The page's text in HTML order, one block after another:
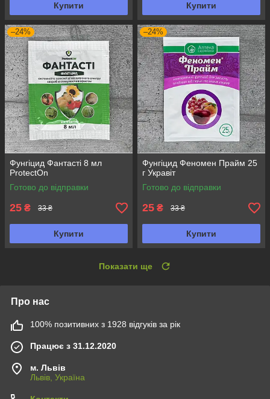
Купити Купити
–24%
Фунгіцид Фантасті 8 мл
ProtectOn
Готово до відправки
25 ₴ 33 ₴
Купити
–24%
Фунгіцид Феномен Прайм 25
г Укравіт
Готово до відправки
25 ₴ 33 ₴
Купити
Показати ще
Про нас
100% позитивних з 1928 відгуків за рік
Працює з 31.12.2020
м. Львів
Львів, Україна